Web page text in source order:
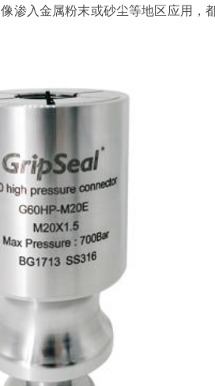
渗入金属粉末或砂尘等地区应用，